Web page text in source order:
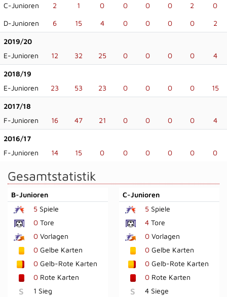
C-Junioren
2 1 0 0 0 0 2 0
D-Junioren 6 15 4 0 0 0 0 2
2019/20
E-Junioren
12 32 25 0 0 0 0 4
2018/19
E-Junioren
23 53 23 0 0 0 0 15
2017/18
F-Junioren
16 47 21 0 0 0 0 4
2016/17
F-Junioren
14 15 0 0 0 0 0 0
Gesamtstatistik
B-Junioren
5 Spiele
0 Tore
0 Vorlagen
0 Gelbe Karten
0 Gelb-Rote Karten
0 Rote Karten
S 1 Sieg
C-Junioren
5 Spiele
4Tore
0Vorlagen
0Gelbe Karten
0Gelb-Rote Karten
0Rote Karten
S 4 Siege